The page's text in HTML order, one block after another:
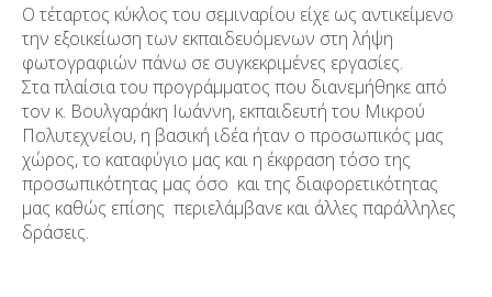
Ο τέταρτος κύκλος του σεμιναρίου είχε ως αντικείμενο
την εξοικείωση των εκπαιδευόμενων στη λήψη
φωτογραφιών πάνω σε συγκεκριμένες εργασίες.
Στα πλαίσια του προγράμματος που διανεμήθηκε από
τον κ. Βουλγαράκη Ιωάννη, εκπαιδευτή του Μικρού
Πολυτεχνείου, η βασική ιδέα ήταν ο προσωπικός μας
χώρος, το καταφύγιο μας και η έκφραση τόσο της
προσωπικότητας μας όσο και της διαφορετικότητας
μας καθώς επίσης περιελάμβανε και άλλες παράλληλες
δράσεις.